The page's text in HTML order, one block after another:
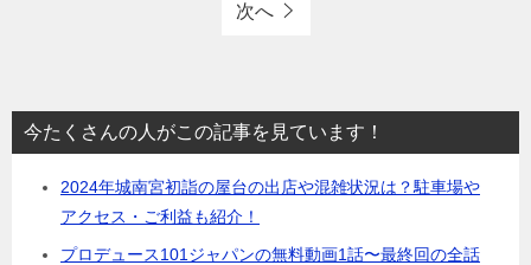
次へ
今たくさんの人がこの記事を見ています！
2024年城南宮初詣の屋台の出店や混雑状況は？駐車場や
アクセス・ご利益も紹介！
プロデュース101ジャパンの無料動画1話〜最終回の全話